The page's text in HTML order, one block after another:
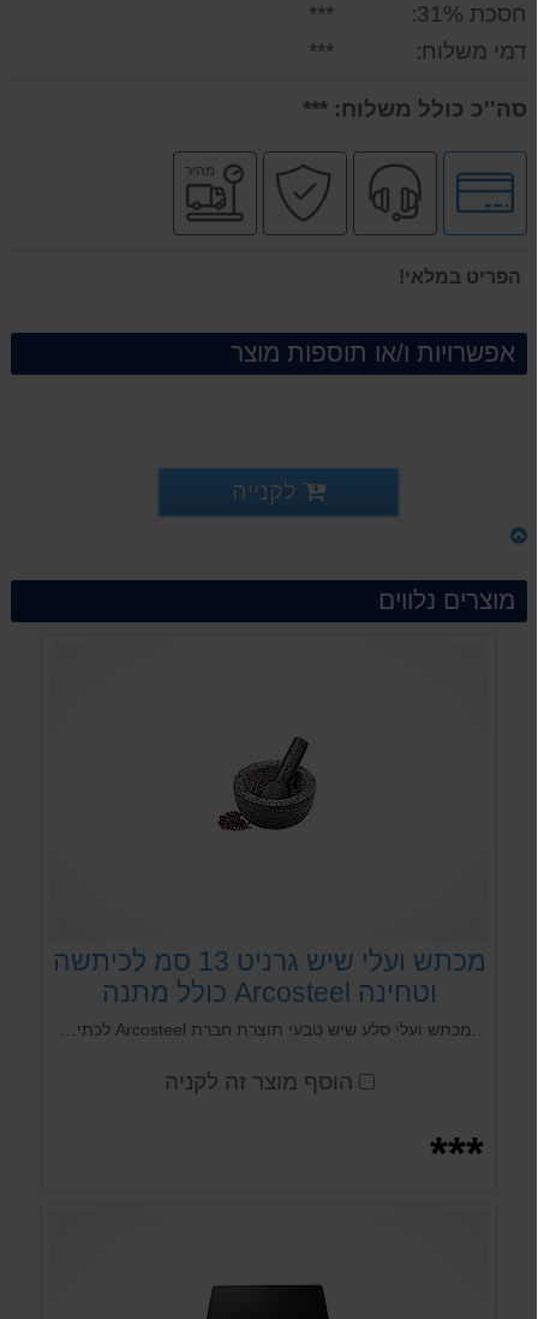
חסכת 31%:
***
דמי משלוח:
***
סה''כ כולל משלוח: ***
לחץ
לאפשרויות
תשלומים
שירות
מקצועי
קניה
בטוחה
מהיר
הפריט במלאי!
אפשרויות ו/או תוספות מוצר
לקנייה
מוצרים נלווים
מכתש ועלי שיש גרניט 13 סמ לכיתשה
וטחינה Arcosteel כולל מתנה
הוסף מוצר זה לקניה
***